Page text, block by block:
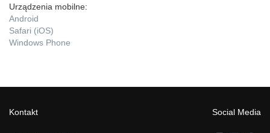
Urządzenia mobilne:
Android
Safari (iOS)
Windows Phone
Kontakt Social Media